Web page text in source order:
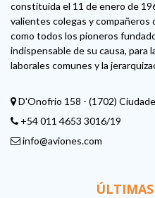
constituida el 11 de enero de
valientes colegas y compañeros
como todos los pioneros
indispensable de su causa, para
laborales comunes y la
D'Onofrio 158 - (1702)
+54 011 4653 3016/19
info@aviones.com